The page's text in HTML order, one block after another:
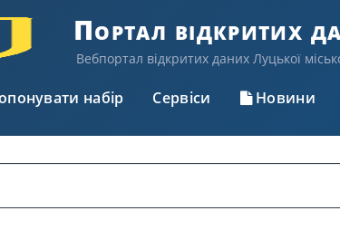
Портал відкритих
Вебпортал відкритих даних Луцької
набір Сервіси Новини